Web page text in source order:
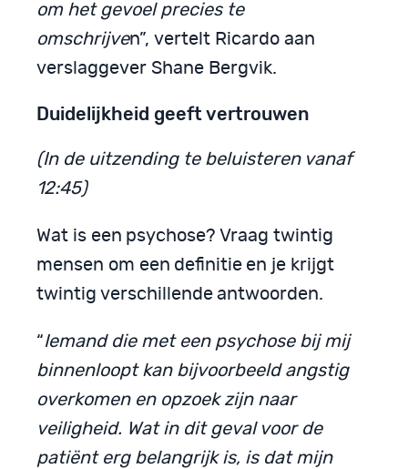
om het gevoel precies te
omschrijven”, vertelt Ricardo aan
verslaggever Shane Bergvik.
Duidelijkheid geeft vertrouwen
(In de uitzending te beluisteren vanaf
12:45)
Wat is een psychose? Vraag twintig
mensen om een definitie en je krijgt
twintig verschillende antwoorden.
“Iemand die met een psychose bij mij
binnenloopt kan bijvoorbeeld angstig
overkomen en opzoek zijn naar
veiligheid. Wat in dit geval voor de
patiënt erg belangrijk is, is dat mijn